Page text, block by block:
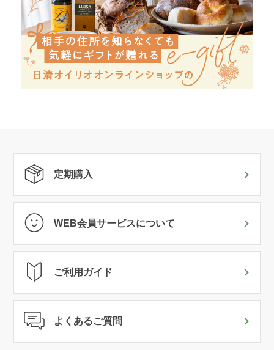
定期購入
WEB会員サービスについて
ご利用ガイド
よくあるご質問